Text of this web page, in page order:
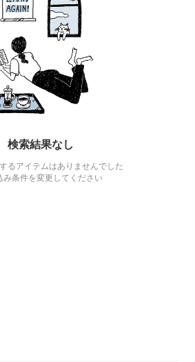
検索結果なし
るアイテムはありませんでした
み条件を変更してください